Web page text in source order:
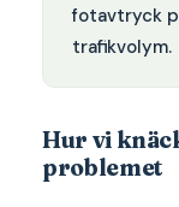
fotavtryck
trafikvolym.
Hur vi
problemet